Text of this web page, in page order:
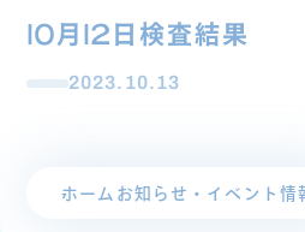
10月12日検査結果
2023.10.13
ホーム お知らせ・イベント情